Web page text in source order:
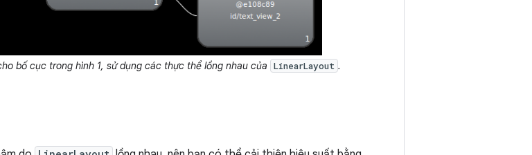
bố cục trong hình 1, sử dụng các thực thể lồng nhau của LinearLayout .